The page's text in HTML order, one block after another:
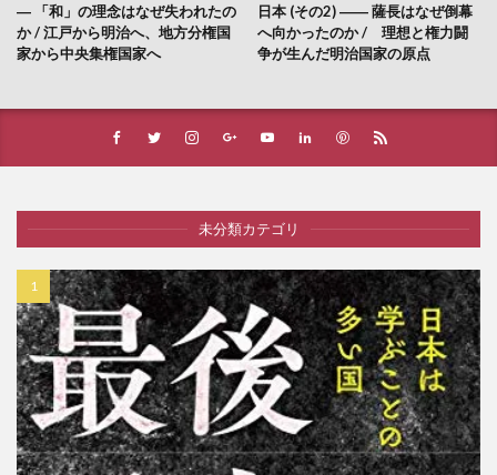
― 「和」の理念はなぜ失われたの
か / 江戸から明治へ、地方分権国
家から中央集権国家へ
日本 (その2) ―― 薩長はなぜ倒幕
へ向かったのか / 理想と権力闘
争が生んだ明治国家の原点
未分類カテゴリ